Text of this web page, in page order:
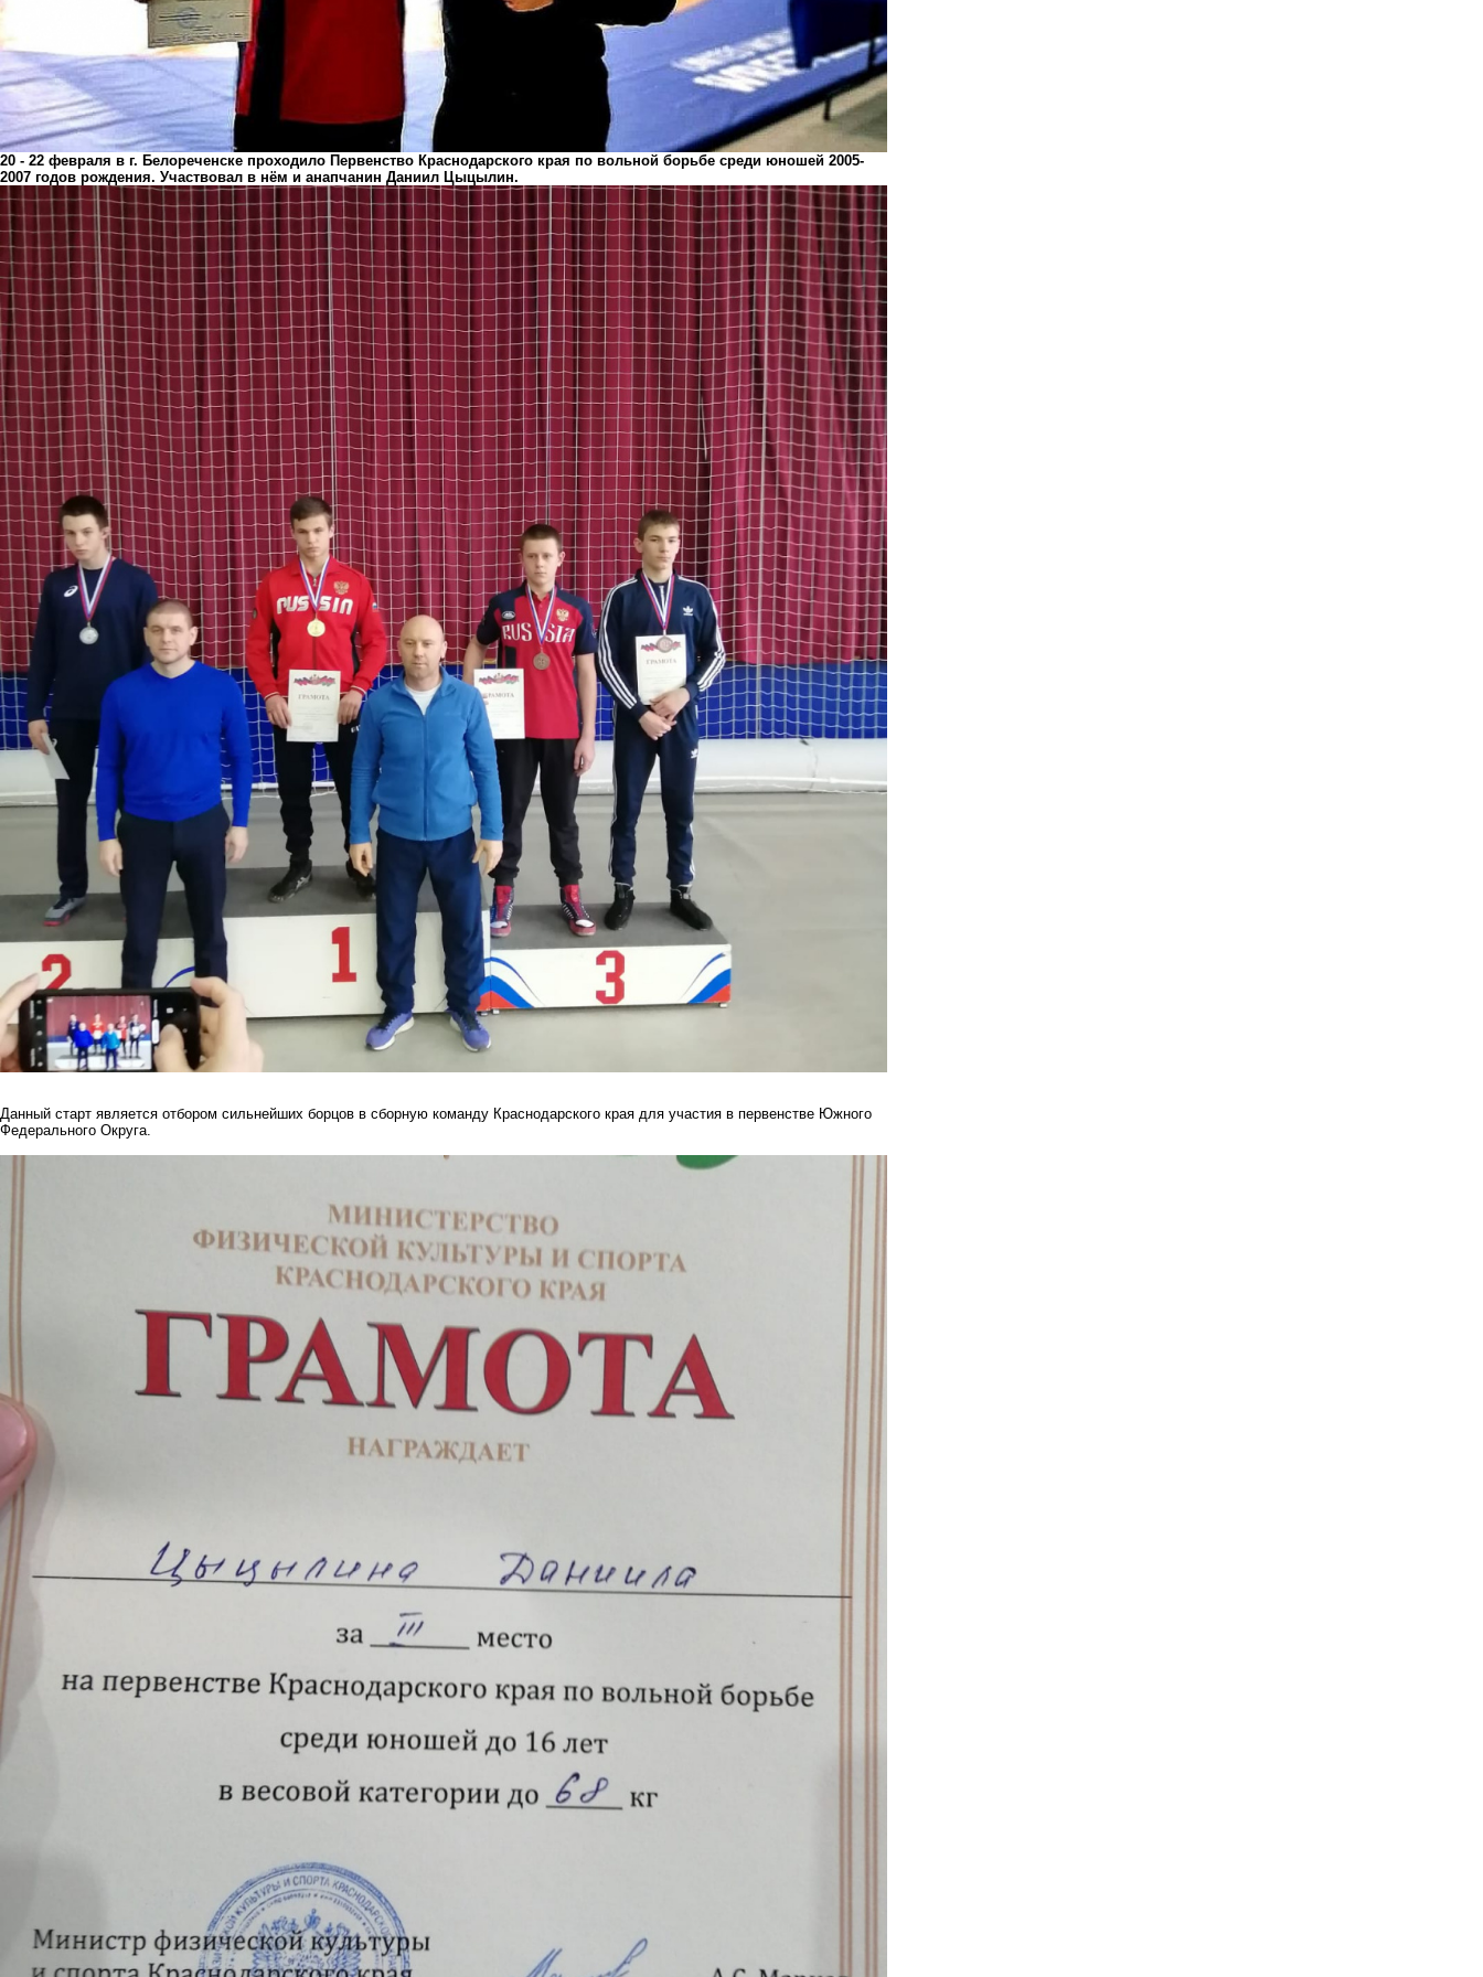
20 - 22 февраля в г. Белореченске проходило Первенство Краснодарского края по вольной борьбе среди юношей 2005-
2007 годов рождения. Участвовал в нём и анапчанин Даниил Цыцылин.
Данный старт является отбором сильнейших борцов в сборную команду Краснодарского края для участия в первенстве Южного
Федерального Округа.